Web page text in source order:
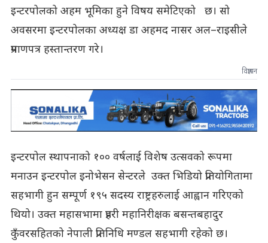
इन्टरपोलको अहम भूमिका हुने विषय समेटिएको छ। सो
अवसरमा इन्टरपोलका अध्यक्ष डा अहमद नासर अल–राइसीले
प्रमाणपत्र हस्तान्तरण गरे।
विज्ञापन
इन्टरपोल स्थापनाको १०० वर्षलाई विशेष उत्सवको रूपमा
मनाउन इन्टरपोल इनोभेसन सेन्टरले उक्त भिडियो प्रतियोगितामा
सहभागी हुन सम्पूर्ण १९५ सदस्य राष्ट्रहरुलाई आह्वान गरिएको
थियो। उक्त महासभामा प्रहरी महानिरीक्षक बसन्तबहादुर
कुँवरसहितको नेपाली प्रतिनिधि मण्डल सहभागी रहेको छ।